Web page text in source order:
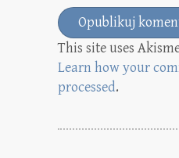
This site uses
Learn how your
processed.